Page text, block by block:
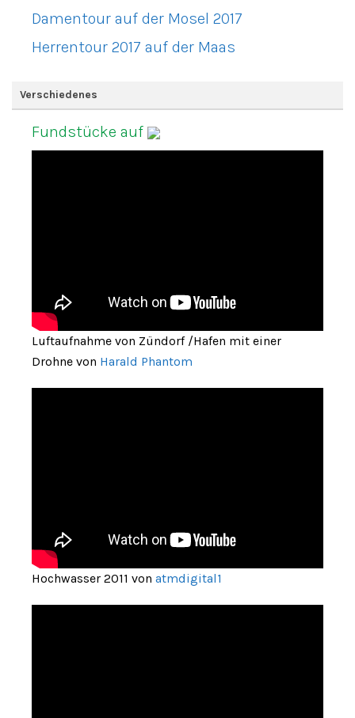
Damentour auf der Mosel 2017
Herrentour 2017 auf der Maas
Verschiedenes
Fundstücke auf
Luftaufnahme von Zündorf /Hafen mit einer
Drohne von Harald Phantom
Hochwasser 2011 von atmdigital1